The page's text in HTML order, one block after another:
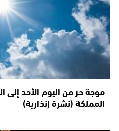
موجة حر من اليوم الأحد إلى
المملكة (نشرة إنذارية)